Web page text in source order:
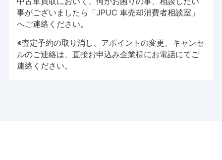
事がございましたら「JPUC 車売却消費者相談室」
へご連絡ください。
※査定予約の取り消し、アポイントの変更、キャンセ
ルのご連絡は、直接お申込み企業様にお電話にてご
連絡ください。